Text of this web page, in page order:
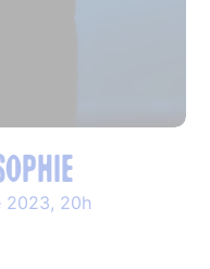
2023, 20h